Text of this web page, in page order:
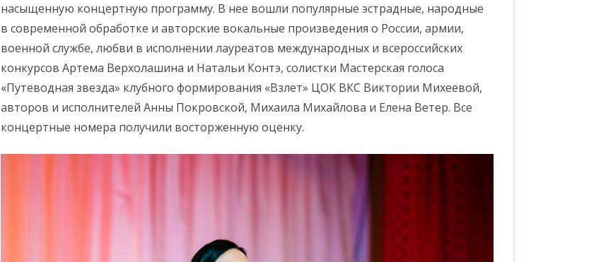
насыщенную концертную программу. В нее вошли популярные эстрадные, народные
в современной обработке и авторские вокальные произведения о России, армии,
военной службе, любви в исполнении лауреатов международных и всероссийских
конкурсов Артема Верхолашина и Натальи Контэ, солистки Мастерская голоса
«Путеводная звезда» клубного формирования «Взлет» ЦОК ВКС Виктории Михеевой,
авторов и исполнителей Анны Покровской, Михаила Михайлова и Елена Ветер. Все
концертные номера получили восторженную оценку.